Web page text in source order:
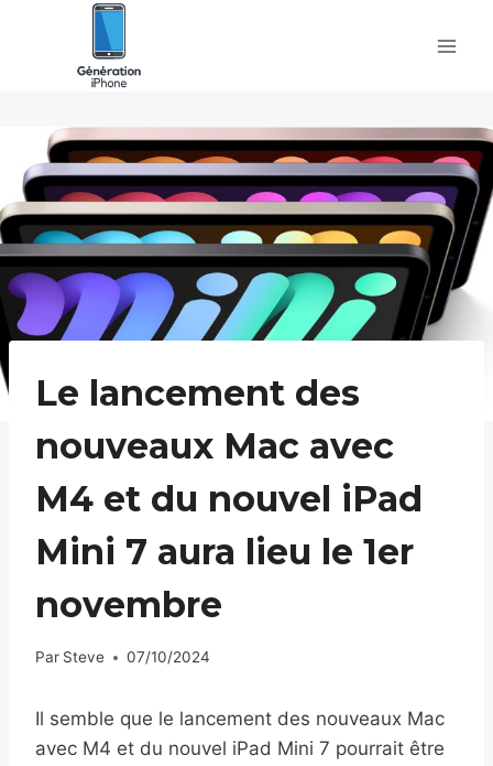
Le lancement des
nouveaux Mac avec
M4 et du nouvel iPad
Mini 7 aura lieu le 1er
novembre
Par Steve 07/10/2024
Il semble que le lancement des nouveaux Mac
avec M4 et du nouvel iPad Mini 7 pourrait être